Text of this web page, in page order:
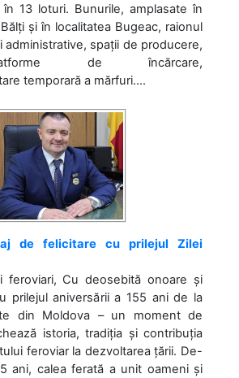
13 loturi. Bunurile, amplasate în
și în localitatea Bugeac, raionul
administrative, spații de producere,
de încărcare,
temporară a mărfuri....
de felicitare cu prilejul Zilei
feroviari, Cu deosebită onoare și
prilejul aniversării a 155 ani de la
din Moldova – un moment de
istoria, tradiția și contribuția
feroviar la dezvoltarea țării. De-
ani, calea ferată a unit oameni și